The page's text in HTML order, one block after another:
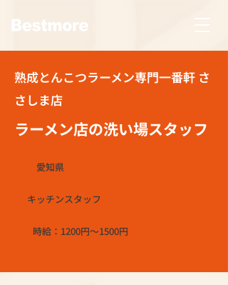
熟成とんこつラーメン専門一番軒 さ
さしま店
ラーメン店の洗い場スタッフ
愛知県
キッチンスタッフ
時給：1200円～1500円